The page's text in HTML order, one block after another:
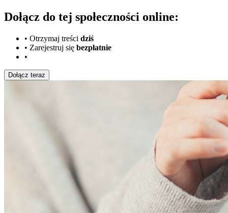
Dołącz do tej społeczności online:
• Otrzymaj treści dziś
• Zarejestruj się bezpłatnie
•
Dołącz teraz